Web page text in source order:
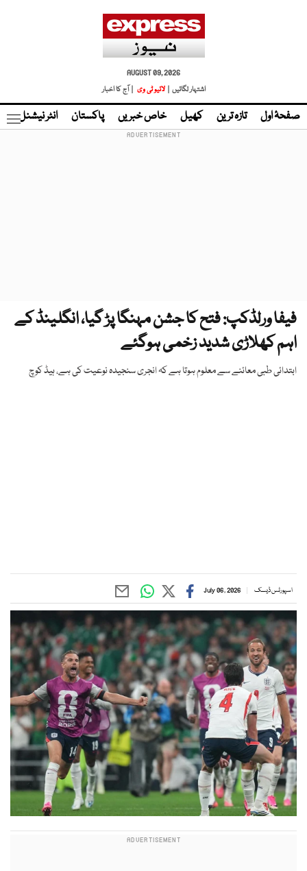
AUGUST 09, 2026
اشتہار لگائیں |
لائیو ٹی وی | آج کا اخبار
صفحۂ اول تازہ ترین کھیل خاص خبریں پاکستان انٹر نیشنل
فیفا ورلڈکپ: فتح کا جشن مہنگا پڑ گیا، انگلینڈ کے
اہم کھلاڑی شدید زخمی ہوگئے
ابتدائی طبی معائنے سے معلوم ہوتا ہے کہ انجری سنجیدہ نوعیت کی ہے، ہیڈ کوچ
اسپورٹس ڈیسک July 06, 2026